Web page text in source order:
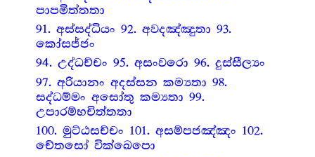
පාපමිත්තතා
91. අස්සද්ධියං 92. අවදඤ්ඤුතා 93.
කෝසජ්ජං
94. උද්ධච්චං 95. අසංවරො 96. දුස්සීල්‍යං
97. අරියානං අදස්සන කම්‍යතා 98.
සද්ධම්මං අසෝතු කම්‍යතා 99.
උපාරම්භචිත්තතා
100. මුට්ඨසච්චං 101. අසම්පජඤ්ඤං 102.
චේතසෝ වික්ඛෙපො